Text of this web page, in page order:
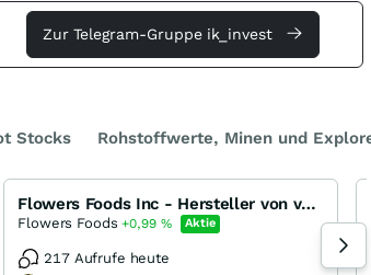
Zur Telegram-Gruppe ik_invest
Stocks Rohstoffwerte, Minen und
Flowers Foods Inc - Hersteller von verpackten Lebensmitteln (z.B. Brot)
Flowers Foods +0,99% Aktie
217 Aufrufe heute